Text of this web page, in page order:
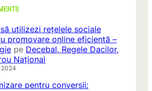
utilizezi rețelele sociale
promovare online eficientă –
pe Decebal, Regele Dacilor,
Național
2024
pentru conversii: